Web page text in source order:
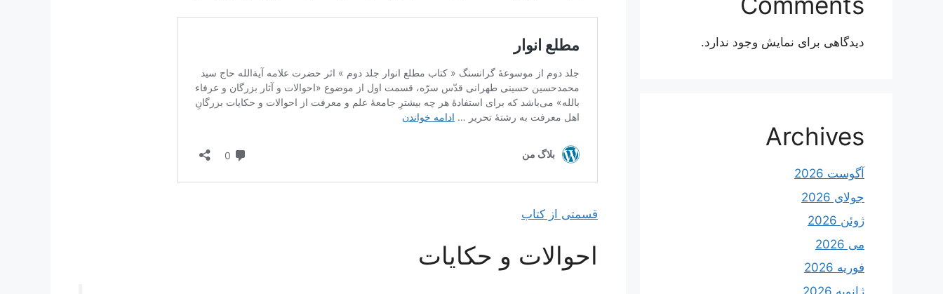
قسمتی از کتاب
احوالات و حکایات
دیدگاهی برای نمایش وجود ندارد.
Archives
آگوست 2026
جولای 2026
ژوئن 2026
می 2026
فوریه 2026
ژانویه 2026